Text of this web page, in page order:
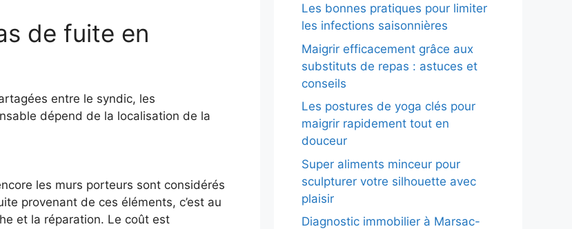
de fuite en
entre le syndic, les
dépend de la localisation de la
les murs porteurs sont considérés
provenant de ces éléments, c’est au
et la réparation. Le coût est
Les bonnes pratiques pour limiter
les infections saisonnières
Maigrir efficacement grâce aux
substituts de repas : astuces et
conseils
Les postures de yoga clés pour
maigrir rapidement tout en
douceur
Super aliments minceur pour
sculpturer votre silhouette avec
plaisir
Diagnostic immobilier à Marsac-